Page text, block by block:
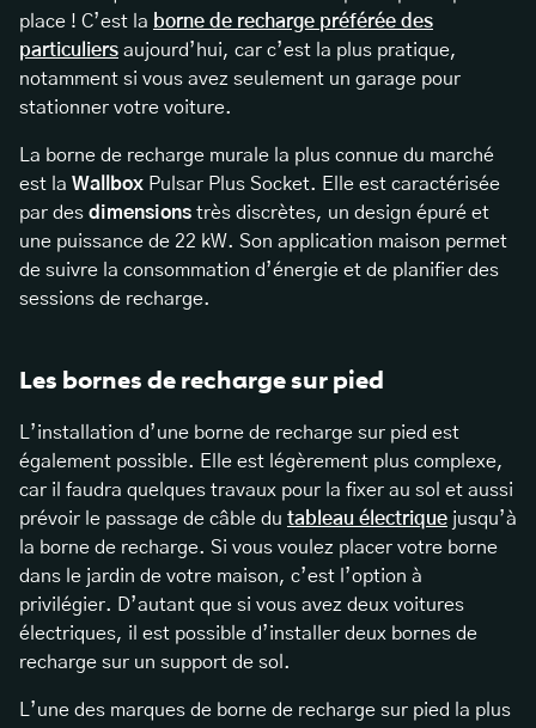
place ! C’est la borne de recharge préférée des
particuliers aujourd’hui, car c’est la plus pratique,
notamment si vous avez seulement un garage pour
stationner votre voiture.
La borne de recharge murale la plus connue du marché
est la Wallbox Pulsar Plus Socket. Elle est caractérisée
par des dimensions très discrètes, un design épuré et
une puissance de 22 kW. Son application maison permet
de suivre la consommation d’énergie et de planifier des
sessions de recharge.
Les bornes de recharge sur pied
L’installation d’une borne de recharge sur pied est
également possible. Elle est légèrement plus complexe,
car il faudra quelques travaux pour la fixer au sol et aussi
prévoir le passage de câble du tableau électrique jusqu’à
la borne de recharge. Si vous voulez placer votre borne
dans le jardin de votre maison, c’est l’option à
privilégier. D’autant que si vous avez deux voitures
électriques, il est possible d’installer deux bornes de
recharge sur un support de sol.
L’une des marques de borne de recharge sur pied la plus